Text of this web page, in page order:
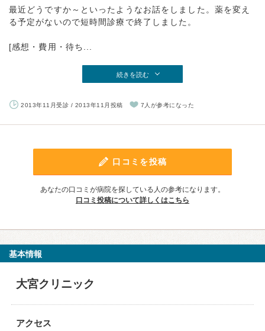
最近どうですか～といったようなお話をしました。薬を変え
る予定がないので短時間診療で終了しました。
[感想・費用・待ち...
続きを読む
2013年11月受診 / 2013年11月投稿 7人が参考になった
口コミを投稿
あなたの口コミが病院を探している人の参考になります。
口コミ投稿について詳しくはこちら
基本情報
大宮クリニック
アクセス